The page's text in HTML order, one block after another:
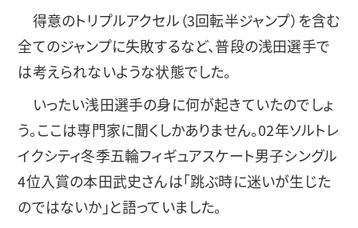
得意のトリプルアクセル（3回転半ジャンプ）を含む
全てのジャンプに失敗するなど、普段の浅田選手で
は考えられないような状態でした。
いったい浅田選手の身に何が起きていたのでしょ
う。ここは専門家に聞くしかありません。02年ソルトレ
イクシティ冬季五輪フィギュアスケート男子シングル
4位入賞の本田武史さんは「跳ぶ時に迷いが生じた
のではないか」と語っていました。